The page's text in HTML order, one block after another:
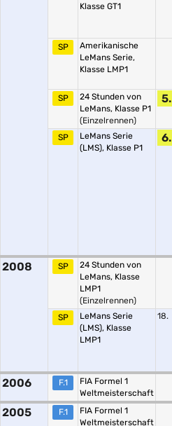
Klasse GT1
SP
Amerikanische
LeMans Serie,
Klasse LMP1
SP
24 Stunden von
LeMans, Klasse P1
(Einzelrennen)
5.
SP
LeMans Serie
(LMS), Klasse P1
6.
2008 SP
24 Stunden von
LeMans, Klasse
LMP1
(Einzelrennen)
SP
LeMans Serie
(LMS), Klasse
LMP1
18.
2006 F.1
FIA Formel 1
Weltmeisterschaft
2005 F.1
FIA Formel 1
Weltmeisterschaft